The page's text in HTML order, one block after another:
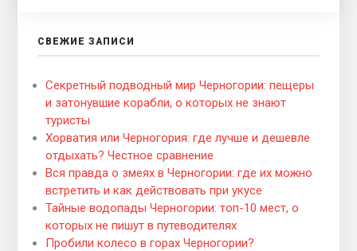
СВЕЖИЕ ЗАПИСИ
Секретный подводный мир Черногории: пещеры
и затонувшие корабли, о которых не знают
туристы
Хорватия или Черногория: где лучше и дешевле
отдыхать? Честное сравнение
Вся правда о змеях в Черногории: где их можно
встретить и как действовать при укусе
Тайные водопады Черногории: топ-10 мест, о
которых не пишут в путеводителях
Пробили колесо в горах Черногории?